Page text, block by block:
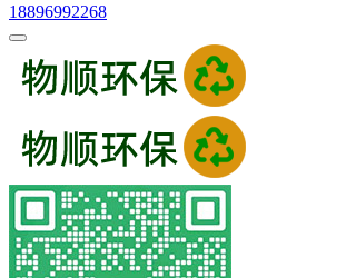
18896992268